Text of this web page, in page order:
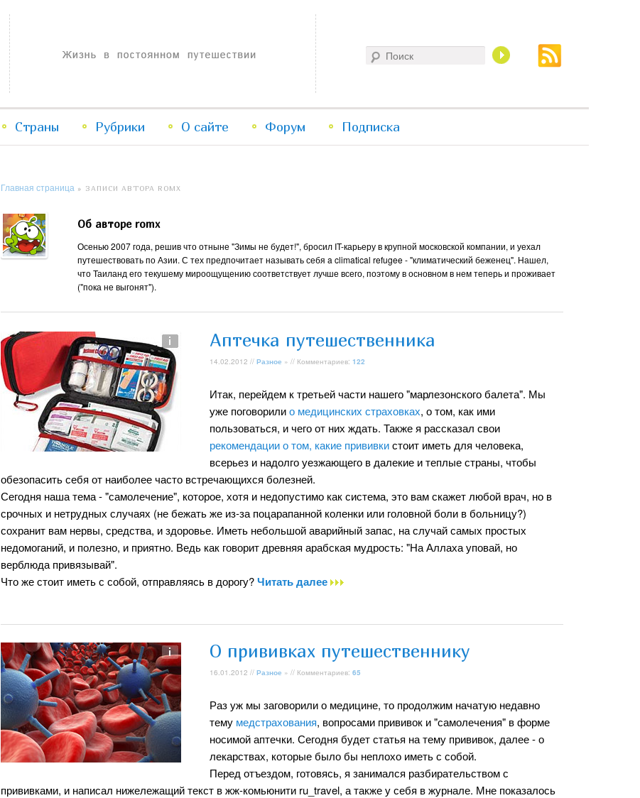
Жизнь в постоянном путешествии
Перейти
Перейти
Страны Рубрики О сайте Форум Подписка
Главная страница » ЗАПИСИ АВТОРА ROMX
Об авторе romx
Осенью 2007 года, решив что отныне "Зимы не будет!", бросил IT-карьеру в крупной московской компании, и уехал
путешествовать по Азии. С тех предпочитает называть себя a climatical refugee - "климатический беженец". Нашел,
что Таиланд его текушему мироощущению соответствует лучше всего, поэтому в основном в нем теперь и проживает
("пока не выгонят").
Аптечка путешественника
14.02.2012 // Разное » // Комментариев: 122
Итак, перейдем к третьей части нашего "марлезонского балета". Мы
уже поговорилио медицинских страховках, о том, как ими
пользоваться, и чего от них ждать. Также я рассказал свои
рекомендации о том, какие прививкистоит иметь для человека,
всерьез и надолго уезжающего в далекие и теплые страны, чтобы
обезопасить себя от наиболее часто встречающихся болезней.
Сегодня наша тема - "самолечение", которое, хотя и недопустимо как система, это вам скажет любой врач, но в
срочных и нетрудных случаях (не бежать же из-за поцарапанной коленки или головной боли в больницу?)
сохранит вам нервы, средства, и здоровье. Иметь небольшой аварийный запас, на случай самых простых
недомоганий, и полезно, и приятно. Ведь как говорит древняя арабская мудрость: "На Аллаха уповай, но
верблюда привязывай".
Что же стоит иметь с собой, отправляясь в дорогу?Читать далее
О прививках путешественнику
16.01.2012 // Разное » // Комментариев: 65
Раз уж мы заговорили о медицине, то продолжим начатую недавно
тему медстрахования, вопросами прививок и "самолечения" в форме
носимой аптечки. Сегодня будет статья на тему прививок, далее - о
лекарствах, которые было бы неплохо иметь с собой.
Перед отъездом, готовясь, я занимался разбирательством с
прививками, и написал нижележащий текст в жж-комьюнити ru_travel, а также у себя в журнале. Мне показалось